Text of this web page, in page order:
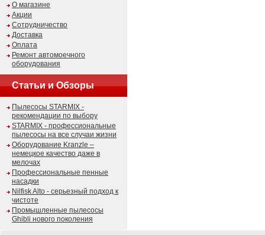
О магазине
Акции
Сотрудничество
Доставка
Оплата
Ремонт автомоечного
оборудования
Статьи и Обзоры
Пылесосы STARMIX -
рекомендации по выбору
STARMIX - профессиональные
пылесосы на все случаи жизни
Оборудование Kranzle –
немецкое качество даже в
мелочах
Профессиональные пенные
насадки
Nilfisk Alto - серьезный подход к
чистоте
Промышленные пылесосы
Ghibli нового поколения